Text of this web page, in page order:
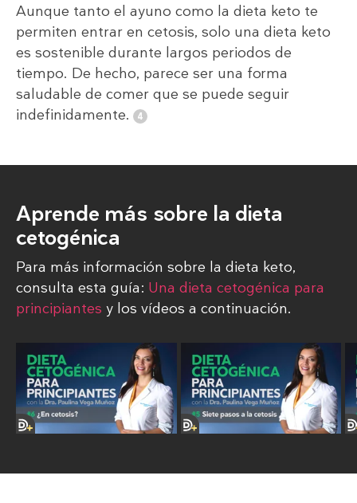
Aunque tanto el ayuno como la dieta keto te
permiten entrar en cetosis, solo una dieta keto
es sostenible durante largos periodos de
tiempo. De hecho, parece ser una forma
saludable de comer que se puede seguir
indefinidamente.
Aprende más sobre la dieta
cetogénica
Para más información sobre la dieta keto,
consulta esta guía: Una dieta cetogénica para
principiantes y los vídeos a continuación.